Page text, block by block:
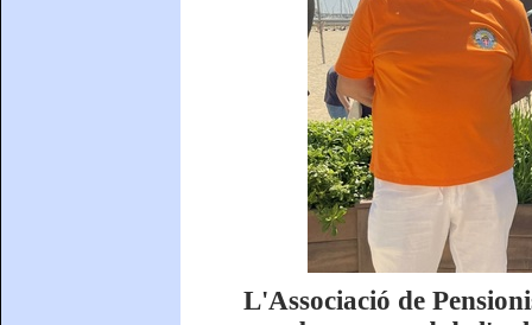
L'Associació de